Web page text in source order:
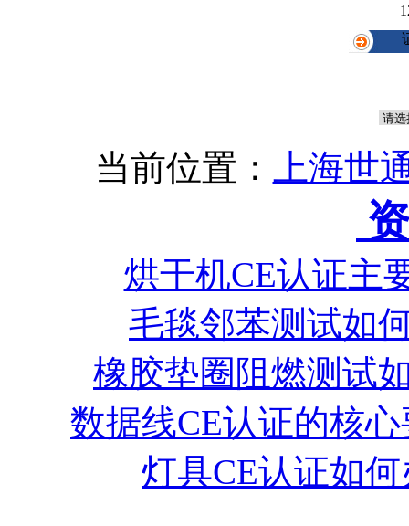
当前位置： 上海世
烘干机CE认证主
毛毯邻苯测试如
橡胶垫圈阻燃测试
数据线CE认证的核
灯具CE认证如